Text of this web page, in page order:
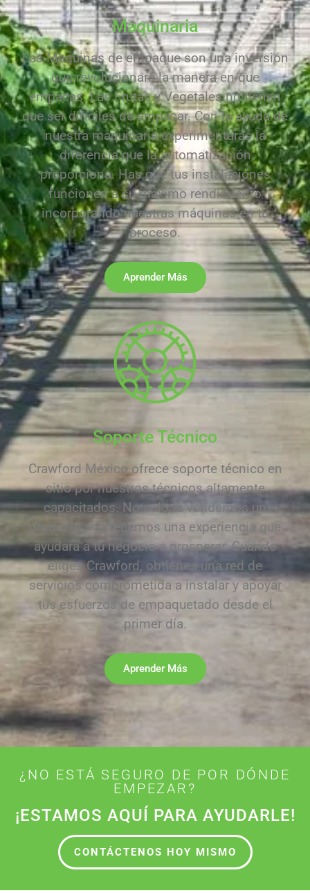
Maquinaria
Las Maquinas de empaque son una inversión
que revolucionará la manera en que
empacas. Las Frutas y Vegetales no tienen
que ser difíciles de empacar. Con la ayuda de
nuestra maquinaria experimentarás la
diferencia que la automatización
proporciona. Has que tus instalaciones
funcionen a su máximo rendimiento
incorporando nuestras máquinas en tu
proceso.
Aprender Más
Soporte Técnico
Crawford México ofrece soporte técnico en
sitio por nuestros técnicos altamente
capacitados. No solo te vendemos un
producto – ofrecemos una experiencia que
ayudará a tu negocio a prosperar. Cuando
eliges Crawford, obtienes una red de
servicios comprometida a instalar y apoyar
tus esfuerzos de empaquetado desde el
primer día.
Aprender Más
¿NO ESTÁ SEGURO DE POR DÓNDE
EMPEZAR?
¡ESTAMOS AQUÍ PARA AYUDARLE!
CONTÁCTENOS HOY MISMO